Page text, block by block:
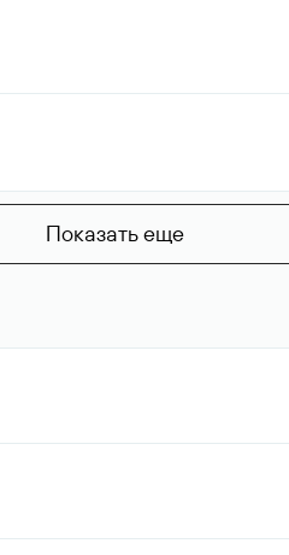
Показать еще